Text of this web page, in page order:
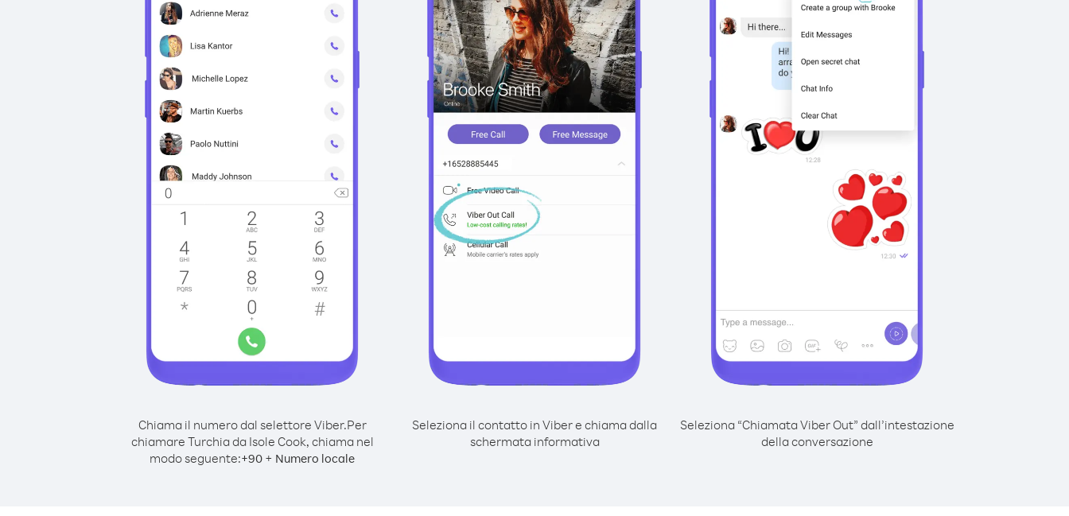
Chiama il numero dal selettore Viber.Per
chiamare Turchia da Isole Cook, chiama nel
modo seguente:+90 + Numero locale
Seleziona il contatto in Viber e chiama dalla
schermata informativa
Seleziona “Chiamata Viber Out” dall’intestazione
della conversazione